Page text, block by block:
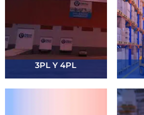
3PL Y 4PL